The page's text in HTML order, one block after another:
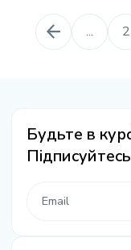
... 2
Будьте в